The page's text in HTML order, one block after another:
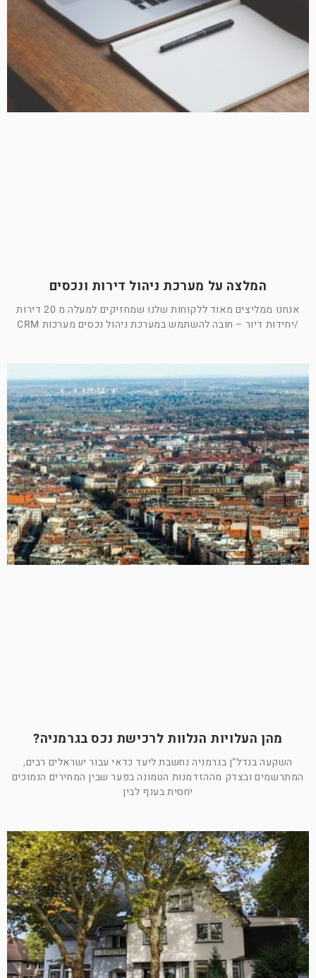
המלצה על מערכת ניהול דירות ונכסים
אנחנו ממליצים מאוד ללקוחות שלנו שמחזיקים למעלה מ 20 דירות
/יחידות דיור – חובה להשתמש במערכת ניהול נכסים מערכות CRM
מהן העלויות הנלוות לרכישת נכס בגרמניה?
השקעה בנדל”ן בגרמניה נחשבת ליעד כדאי עבור ישראלים רבים,
המתרשמים ובצדק מההזדמנות הטמונה בפער שבין המחירים הנמוכים
יחסית בענף לבין